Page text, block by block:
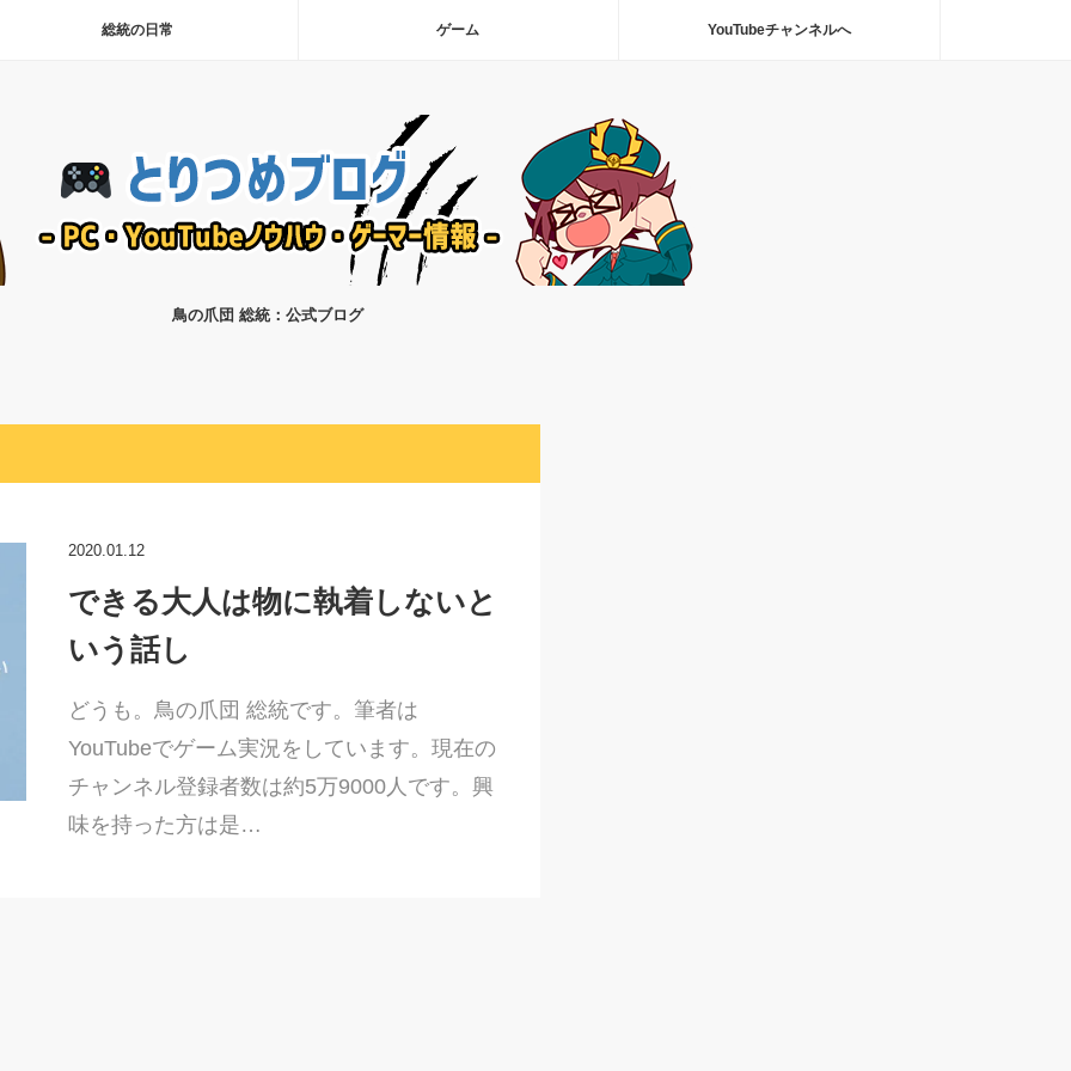
総統の日常 ゲーム YouTubeチャンネルへ
鳥の爪団 総統：公式ブログ
2020.01.12
できる大人は物に執着しないと
いう話し
どうも。鳥の爪団 総統です。筆者は
YouTubeでゲーム実況をしています。現在の
チャンネル登録者数は約5万9000人です。興
味を持った方は是…